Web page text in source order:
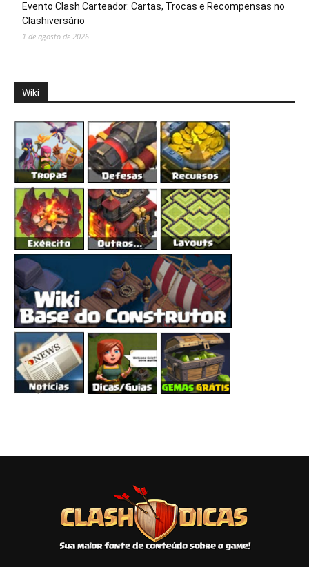
Evento Clash Carteador: Cartas, Trocas e Recompensas no
Clashiversário
1 de agosto de 2026
Wiki